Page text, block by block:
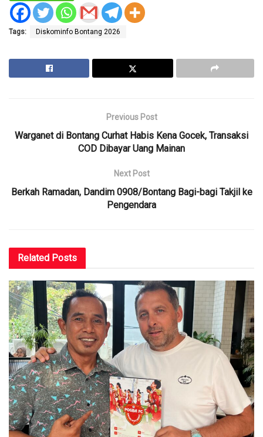
Tags: Diskominfo Bontang 2026
Previous Post
Warganet di Bontang Curhat Habis Kena Gocek, Transaksi
COD Dibayar Uang Mainan
Next Post
Berkah Ramadan, Dandim 0908/Bontang Bagi-bagi Takjil ke
Pengendara
Related Posts